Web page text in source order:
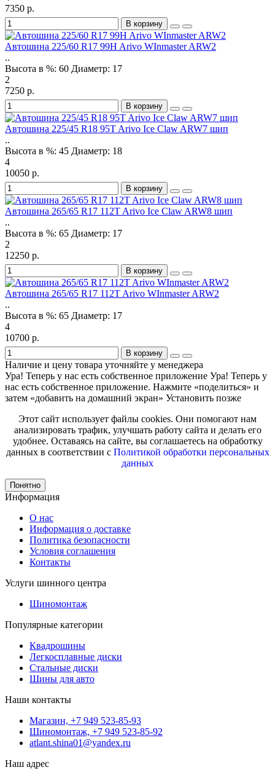
7350 р.
В корзину
Автошина 225/60 R17 99H Arivo WInmaster ARW2
..
Высота в %: 60 Диаметр: 17
2
7250 р.
В корзину
Автошина 225/45 R18 95T Arivo Ice Claw ARW7 шип
..
Высота в %: 45 Диаметр: 18
4
10050 р.
В корзину
Автошина 265/65 R17 112T Arivo Ice Claw ARW8 шип
..
Высота в %: 65 Диаметр: 17
2
12250 р.
В корзину
Автошина 265/65 R17 112T Arivo WInmaster ARW2
..
Высота в %: 65 Диаметр: 17
4
10700 р.
В корзину
Наличие и цену товара уточняйте у менеджера
Ура! Теперь у нас есть собственное приложение Ура! Теперь у
нас есть собственное приложение. Нажмите «поделиться» и
затем «добавить на домашний экран» Установить позже
Этот сайт использует файлы cookies. Они помогают нам
анализировать трафик, улучшать работу сайта и делать его
удобнее. Оставаясь на сайте, вы соглашаетесь на обработку
данных в соответствии с Политикой обработки персональных
данных
Понятно
Информация
О нас
Информация о доставке
Политика безопасности
Условия соглашения
Контакты
Услуги шинного центра
Шиномонтаж
Популярные категории
Квадрошины
Легкосплавные диски
Стальные диски
Шины для авто
Наши контакты
Магазин, +7 949 523-85-93
Шиномонтаж, +7 949 523-85-92
atlant.shina01@yandex.ru
Наш адрес